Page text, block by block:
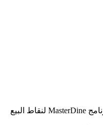
برنامج MasterDine لنقاط البيع